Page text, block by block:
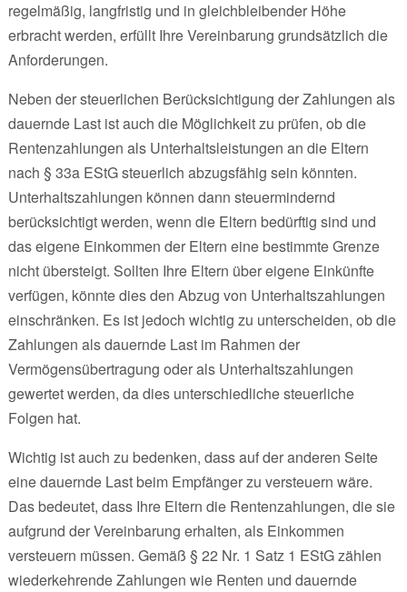
regelmäßig, langfristig und in gleichbleibender Höhe
erbracht werden, erfüllt Ihre Vereinbarung grundsätzlich die
Anforderungen.
Neben der steuerlichen Berücksichtigung der Zahlungen als
dauernde Last ist auch die Möglichkeit zu prüfen, ob die
Rentenzahlungen als Unterhaltsleistungen an die Eltern
nach § 33a EStG steuerlich abzugsfähig sein könnten.
Unterhaltszahlungen können dann steuermindernd
berücksichtigt werden, wenn die Eltern bedürftig sind und
das eigene Einkommen der Eltern eine bestimmte Grenze
nicht übersteigt. Sollten Ihre Eltern über eigene Einkünfte
verfügen, könnte dies den Abzug von Unterhaltszahlungen
einschränken. Es ist jedoch wichtig zu unterscheiden, ob die
Zahlungen als dauernde Last im Rahmen der
Vermögensübertragung oder als Unterhaltszahlungen
gewertet werden, da dies unterschiedliche steuerliche
Folgen hat.
Wichtig ist auch zu bedenken, dass auf der anderen Seite
eine dauernde Last beim Empfänger zu versteuern wäre.
Das bedeutet, dass Ihre Eltern die Rentenzahlungen, die sie
aufgrund der Vereinbarung erhalten, als Einkommen
versteuern müssen. Gemäß § 22 Nr. 1 Satz 1 EStG zählen
wiederkehrende Zahlungen wie Renten und dauernde